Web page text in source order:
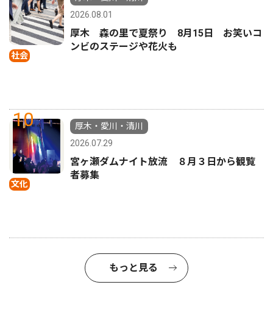
社会
2026.08.01
厚木 森の里で夏祭り 8月15日 お笑いコ
ンビのステージや花火も
10
文化
厚木・愛川・清川
2026.07.29
宮ヶ瀬ダムナイト放流 ８月３日から観覧
者募集
もっと見る